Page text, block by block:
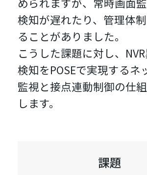
検知が遅れたり、管理体
ることがありました。
こうした課題に対し、
検知をPOSEで実現するネ
監視と接点連動制御の仕
します。
課題